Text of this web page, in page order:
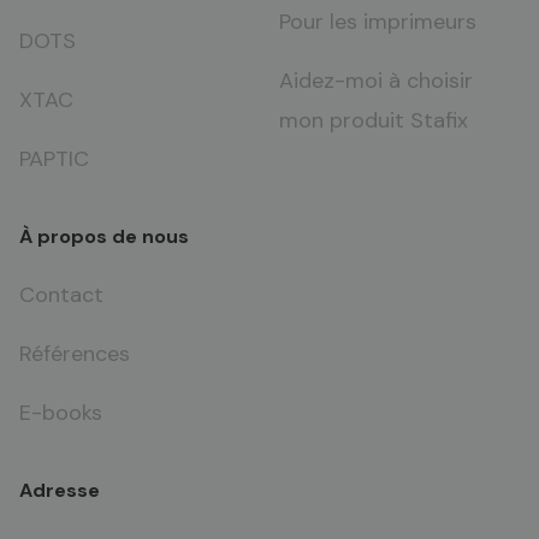
DOTS
XTAC
PAPTIC
Pour les imprimeurs
Aidez-moi à choisir
mon produit Stafix
À propos de nous
Contact
Références
E-books
Adresse